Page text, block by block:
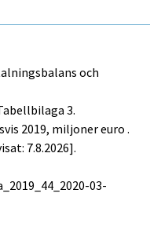
och
3.
2019, miljoner euro .
7.8.2026].
03-